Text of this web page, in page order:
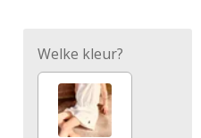
Welke kleur?